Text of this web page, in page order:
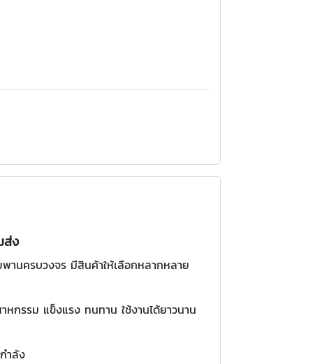
ส่ง
านครบวงจร มีสินค้าให้เลือกหลากหลาย
กรรม แข็งแรง ทนทาน ใช้งานได้ยาวนาน
ำลัง